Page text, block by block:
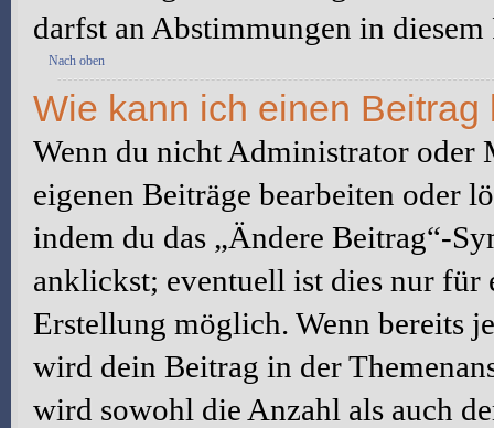
darfst an Abstimmungen in
Nach oben
Wie kann ich einen
Wenn du nicht Administrator oder
eigenen Beiträge bearbeiten oder
indem du das „Ändere Beitrag“-
anklickst; eventuell ist dies nur für
Erstellung möglich. Wenn bereits
wird dein Beitrag in der
wird sowohl die Anzahl als auch